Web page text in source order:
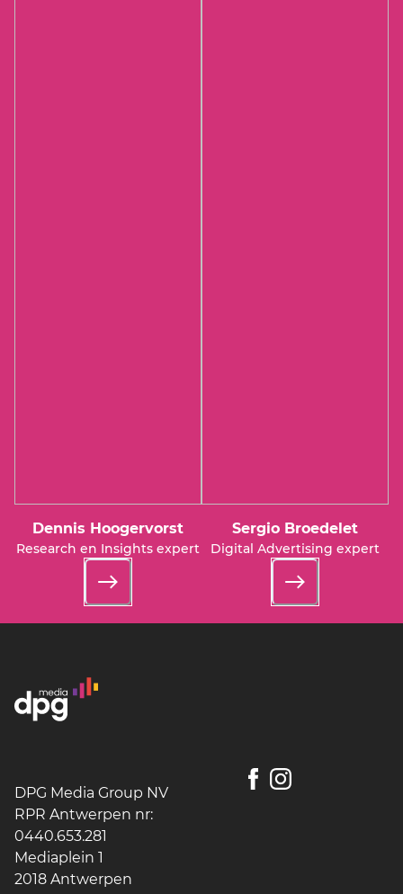
Dennis Hoogervorst
Research en Insights expert
Sergio Broedelet
Digital Advertising expert
DPG Media Group NV
RPR Antwerpen nr:
0440.653.281
Mediaplein 1
2018 Antwerpen